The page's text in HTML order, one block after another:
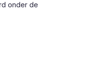
onder de